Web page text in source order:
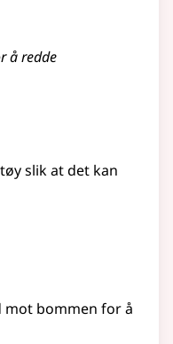
å redde
slik at det kan
mot bommen for å